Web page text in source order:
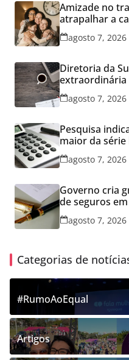
Amizade no
atrapalhar a
agosto 7, 2026
Diretoria da
extraordinária
agosto 7, 2026
Pesquisa
maior da
agosto 7, 2026
Governo cria
de seguros
agosto 7, 2026
Categorias de
#RumoAoEqual
Artigos